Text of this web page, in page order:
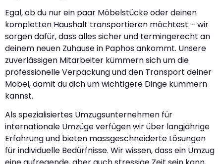
Egal, ob du nur ein paar Möbelstücke oder deinen
kompletten Haushalt transportieren möchtest – wir
sorgen dafür, dass alles sicher und termingerecht an
deinem neuen Zuhause in Paphos ankommt. Unsere
zuverlässigen Mitarbeiter kümmern sich um die
professionelle Verpackung und den Transport deiner
Möbel, damit du dich um wichtigere Dinge kümmern
kannst.
Als spezialisiertes Umzugsunternehmen für
internationale Umzüge verfügen wir über langjährige
Erfahrung und bieten massgeschneiderte Lösungen
für individuelle Bedürfnisse. Wir wissen, dass ein Umzug